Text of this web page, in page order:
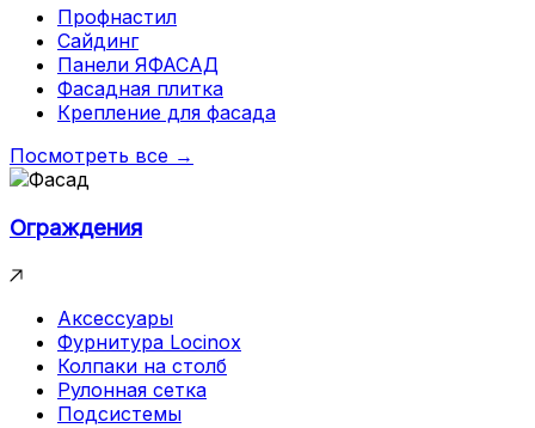
Профнастил
Сайдинг
Панели ЯФАСАД
Фасадная плитка
Крепление для фасада
Посмотреть все →
Ограждения
Аксессуары
Фурнитура Locinox
Колпаки на столб
Рулонная сетка
Подсистемы